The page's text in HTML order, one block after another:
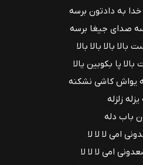
خدا به دادتون برسه
صدای جیغا برسه
بالا بالا بالا
پا بکوبین یالا
یواش کاشی نشکنه
یزله زلزله
باب دله
امی لا لا لا
امی لا لا لا